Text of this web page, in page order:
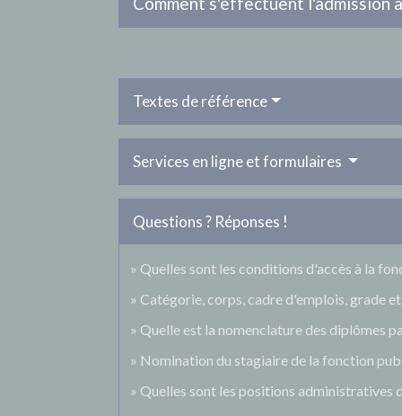
Textes de référence
Services en ligne et formulaires
Questions ? Réponses !
Quelles sont les conditions d'accès à la
Catégorie, corps, cadre d'emplois, grade
Quelle est la nomenclature des diplômes
Nomination du stagiaire de la fonction
Quelles sont les positions administratives